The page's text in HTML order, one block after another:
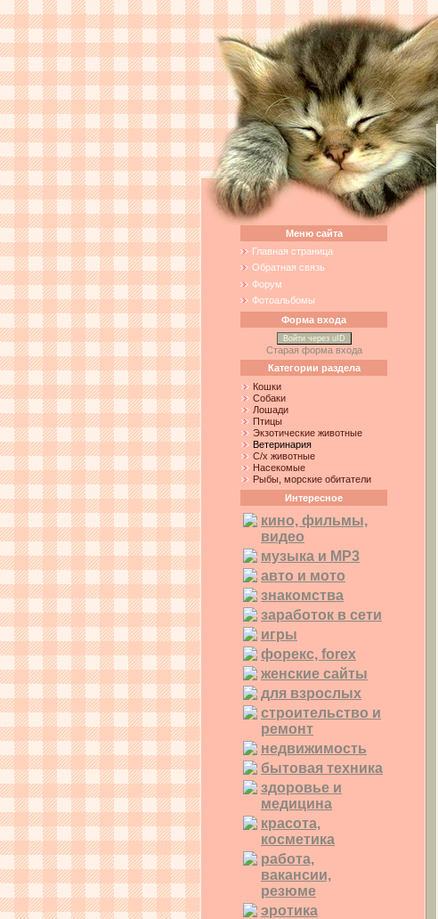
Меню сайта
Главная страница
Обратная связь
Форум
Фотоальбомы
Форма входа
Войти через uID
Старая форма входа
Категории раздела
Кошки
Собаки
Лошади
Птицы
Экзотические животные
Ветеринария
С/х животные
Насекомые
Рыбы, морские обитатели
Интересное
кино, фильмы,
видео
музыка и MP3
авто и мото
знакомства
заработок в сети
игры
форекс, forex
женские сайты
для взрослых
строительство и
ремонт
недвижимость
бытовая техника
здоровье и
медицина
красота,
косметика
работа,
вакансии,
резюме
эротика